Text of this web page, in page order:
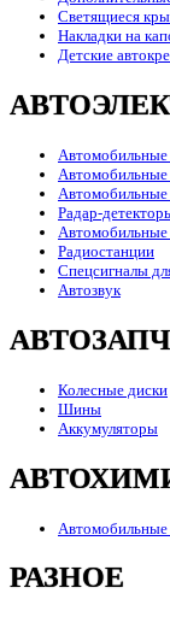
Светящиеся
Накладки на
Детские
Автомобильные
Автомобильные
Радар-
Автомобильные
Радиостанции
Спецсигналы
Автозвук
Колесные диски
Шины
Аккумуляторы
Автомобильные
РАЗНОЕ